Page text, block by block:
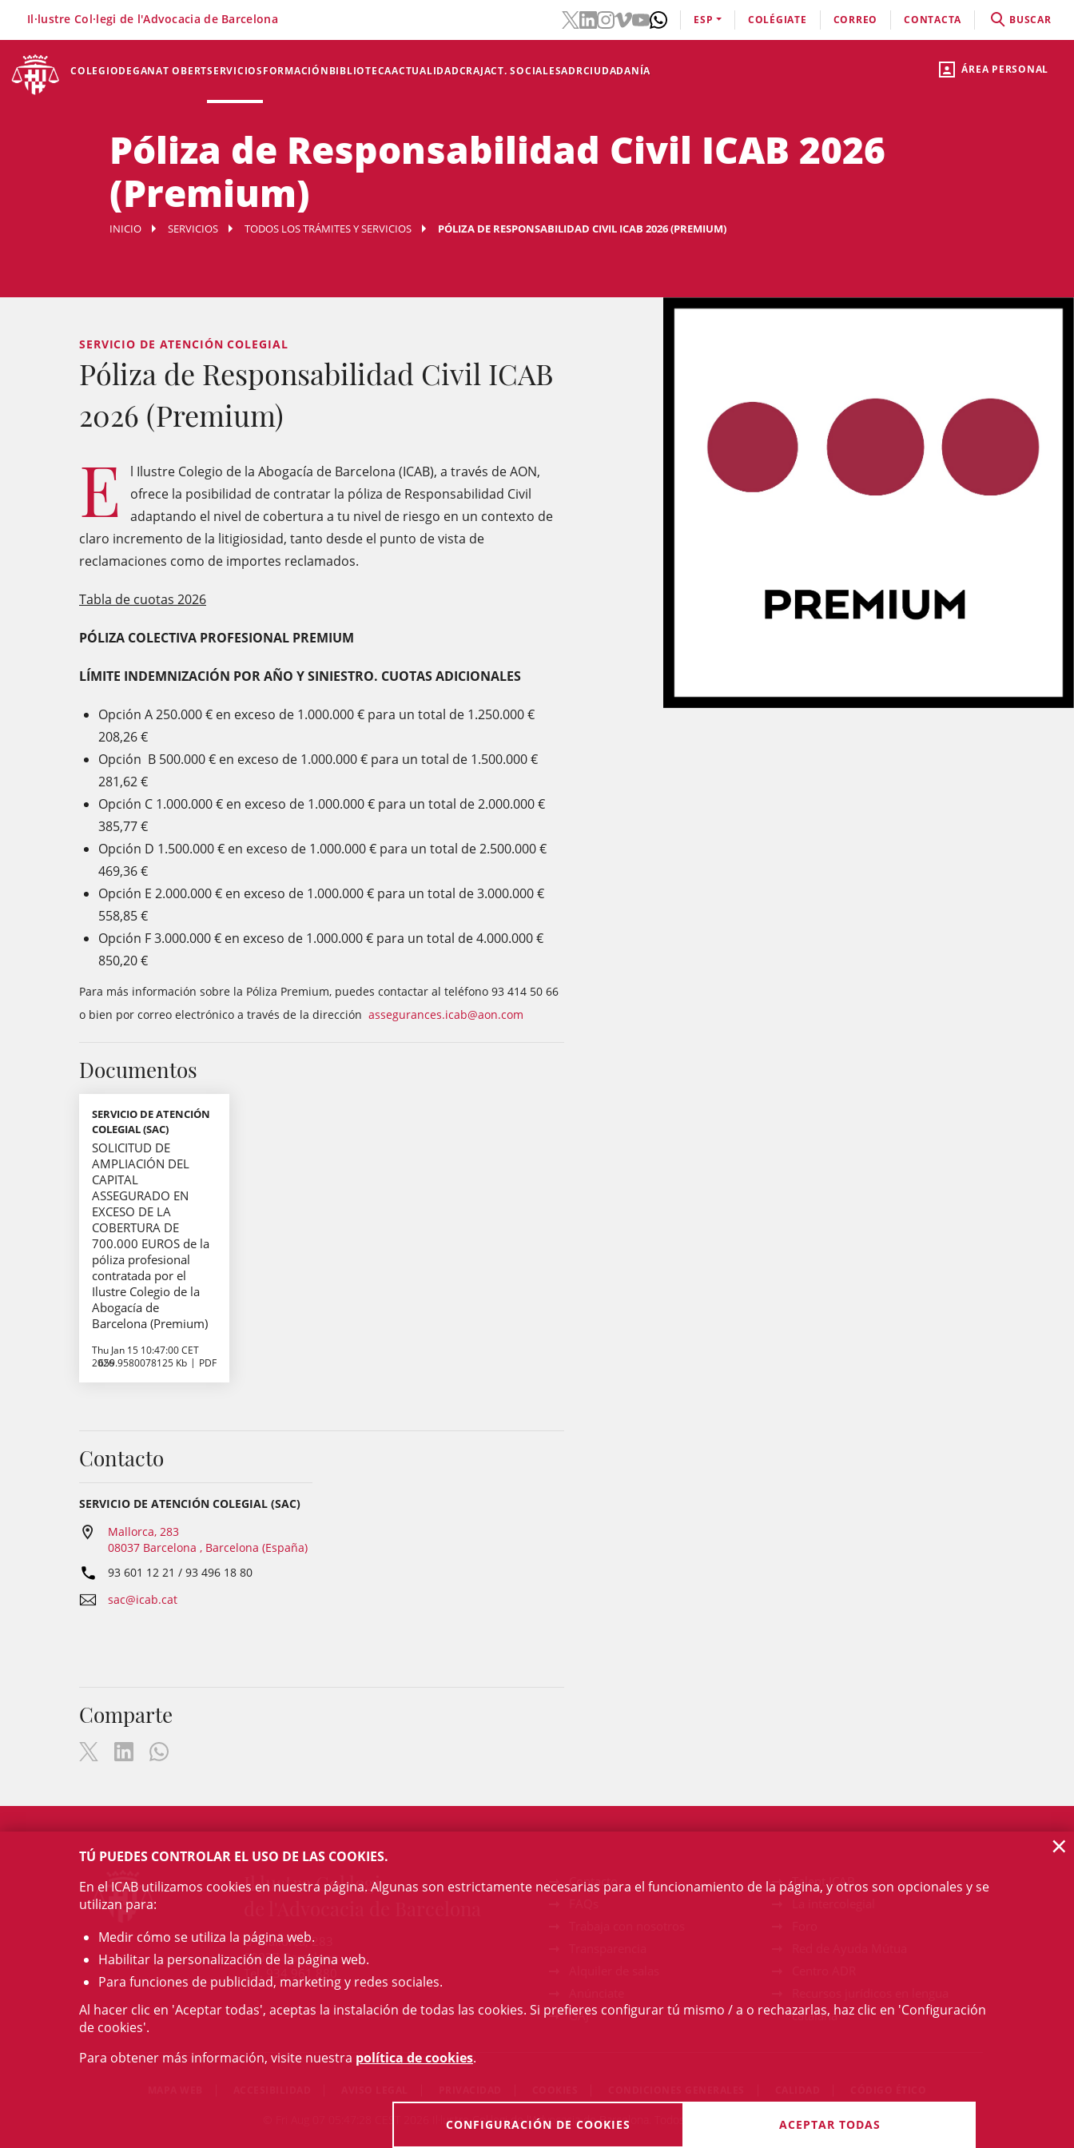
ÁREA PERSONAL
COLEGIODEGANAT OBERTSERVICIOSFORMACIÓNBIBLIOTECAACTUALIDADCRAJACT. SOCIALESADRCIUDADANÍA
Il·lustre Col·legi de l'Advocacia de Barcelona ESP COLÉGIATE CORREO CONTACTA BUSCAR
Póliza de Responsabilidad Civil ICAB 2026
(Premium)
INICIO SERVICIOS TODOS LOS TRÁMITES Y SERVICIOS PÓLIZA DE RESPONSABILIDAD CIVIL ICAB 2026 (PREMIUM)
SERVICIO DE ATENCIÓN COLEGIAL
Póliza de Responsabilidad Civil ICAB
2026 (Premium)
E
l Ilustre Colegio de la Abogacía de Barcelona (ICAB), a través de AON,
ofrece la posibilidad de contratar la póliza de Responsabilidad Civil
adaptando el nivel de cobertura a tu nivel de riesgo en un contexto de
claro incremento de la litigiosidad, tanto desde el punto de vista de
reclamaciones como de importes reclamados.
Tabla de cuotas 2026
PÓLIZA COLECTIVA PROFESIONAL PREMIUM
LÍMITE INDEMNIZACIÓN POR AÑO Y SINIESTRO. CUOTASADICIONALES
Opción A 250.000 € en exceso de 1.000.000 € para un total de 1.250.000 €
208,26 €
Opción B 500.000 € en exceso de 1.000.000 € para un total de 1.500.000 €
281,62 €
Opción C 1.000.000 € en exceso de 1.000.000 € para un total de 2.000.000 €
385,77 €
Opción D 1.500.000 € en exceso de 1.000.000 € para un total de 2.500.000 €
469,36 €
Opción E 2.000.000 € en exceso de 1.000.000 € para un total de 3.000.000 €
558,85 €
Opción F 3.000.000 € en exceso de 1.000.000 € para un total de 4.000.000 €
850,20 €
Para más información sobre la Póliza Premium, puedes contactar al teléfono 93 414 50 66
o bien por correo electrónico a través de la dirección assegurances.icab@aon.com
Documentos
SERVICIO DE ATENCIÓN
COLEGIAL (SAC)
SOLICITUD DE
AMPLIACIÓN DEL
CAPITAL
ASSEGURADO EN
EXCESO DE LA
COBERTURA DE
700.000 EUROS de la
póliza profesional
contratada por el
Ilustre Colegio de la
Abogacía de
Barcelona (Premium)
Thu Jan 15 10:47:00 CET
2026
659.9580078125 Kb PDF
Contacto
SERVICIO DE ATENCIÓN COLEGIAL (SAC)
Mallorca, 283
08037 Barcelona , Barcelona (España)
93 601 12 21 / 93 496 18 80
sac@icab.cat
Comparte
Il·lustre Col·legi
c/ Mallorca, 283
08037 Barcelona
Tel. 934 961 880
Contacto
GAJ
Talent ICAB
catalana
© Fri Aug 07 05:47:28 CEST 2026 Il·lustre Col·legi de l'Advocacia de Barcelona. Todos los derechos reservados
TÚ PUEDES CONTROLAR EL USO DE LAS COOKIES.
En el ICAB utilizamos cookies en nuestra página. Algunas son estrictamente necesarias para el funcionamiento de la página, y otros son opcionales y se
utilizan para:
Medir cómo se utiliza la página web.
Habilitar la personalización de la página web.
Para funciones de publicidad, marketing y redes sociales.
Al hacer clic en 'Aceptar todas', aceptas la instalación de todas las cookies. Si prefieres configurar tú mismo / a o rechazarlas, haz clic en 'Configuración
de cookies'.
Para obtener más información, visite nuestra política de cookies.
CONFIGURACIÓN DE COOKIES ACEPTAR TODAS
×